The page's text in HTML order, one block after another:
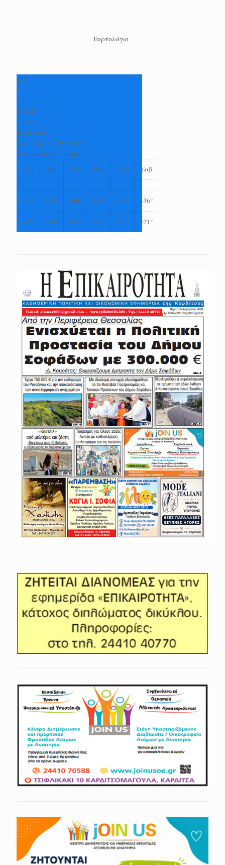
Εορτολόγιο
+37
°
C
H: +38°
L: +27°
Καρδίτσα
Κυριακή, 09 Αύγουστος
Πρόγνωση για 7 μέρες
Δευ
Τρι Τετ Πεμ Παρ Σαβ
+35° +39° +40° +39° +37° +36°
+24° +24° +24° +24° +23° +21°